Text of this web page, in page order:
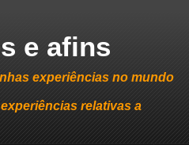
e afins
experiências no mundo
relativas a